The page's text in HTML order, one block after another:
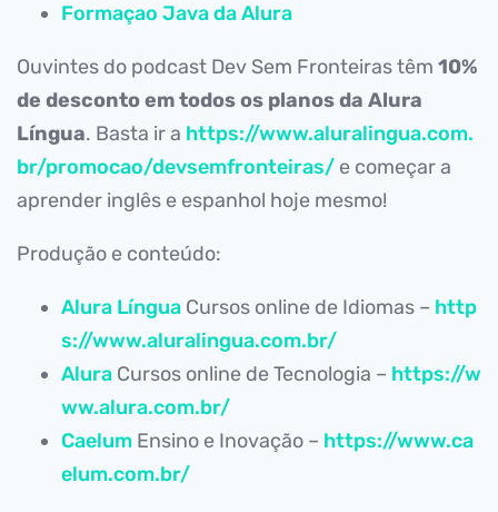
Formaçao Java da Alura
Ouvintes do podcast Dev Sem Fronteiras têm 10%
de desconto em todos os planos da Alura
Língua. Basta ir a https://www.aluralingua.com.
br/promocao/devsemfronteiras/ e começar a
aprender inglês e espanhol hoje mesmo!
Produção e conteúdo:
Alura Língua Cursos online de Idiomas – http
s://www.aluralingua.com.br/
Alura Cursos online de Tecnologia – https://w
ww.alura.com.br/
Caelum Ensino e Inovação – https://www.ca
elum.com.br/